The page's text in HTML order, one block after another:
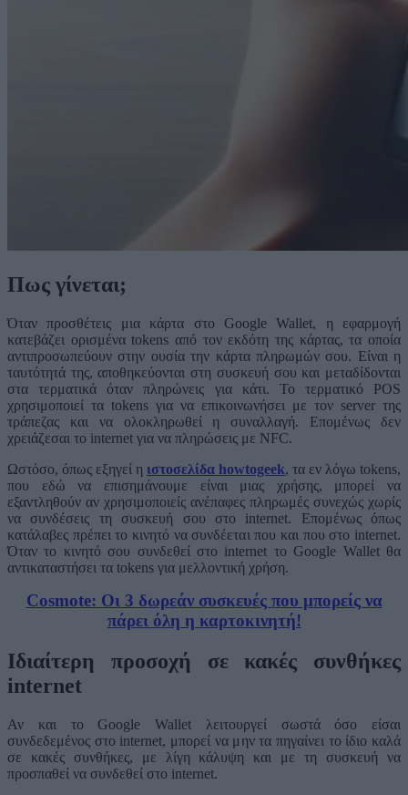
Πως γίνεται;
Όταν προσθέτεις μια κάρτα στο Google Wallet, η εφαρμογή
κατεβάζει ορισμένα tokens από τον εκδότη της κάρτας, τα οποία
αντιπροσωπεύουν στην ουσία την κάρτα πληρωμών σου. Είναι η
ταυτότητά της, αποθηκεύονται στη συσκευή σου και μεταδίδονται
στα τερματικά όταν πληρώνεις για κάτι. Το τερματικό POS
χρησιμοποιεί τα tokens για να επικοινωνήσει με τον server της
τράπεζας και να ολοκληρωθεί η συναλλαγή. Επομένως δεν
χρειάζεσαι το internet για να πληρώσεις με NFC.
Ωστόσο, όπως εξηγεί η ιστοσελίδα howtogeek, τα εν λόγω tokens,
που εδώ να επισημάνουμε είναι μιας χρήσης, μπορεί να
εξαντληθούν αν χρησιμοποιείς ανέπαφες πληρωμές συνεχώς χωρίς
να συνδέσεις τη συσκευή σου στο internet. Επομένως όπως
κατάλαβες πρέπει το κινητό να συνδέεται που και που στο internet.
Όταν το κινητό σου συνδεθεί στο internet το Google Wallet θα
αντικαταστήσει τα tokens για μελλοντική χρήση.
Cosmote: Οι 3 δωρεάν συσκευές που μπορείς να
πάρει όλη η καρτοκινητή!
Ιδιαίτερη προσοχή σε κακές συνθήκες
internet
Αν και το Google Wallet λειτουργεί σωστά όσο είσαι
συνδεδεμένος στο internet, μπορεί να μην τα πηγαίνει το ίδιο καλά
σε κακές συνθήκες, με λίγη κάλυψη και με τη συσκευή να
προσπαθεί να συνδεθεί στο internet.